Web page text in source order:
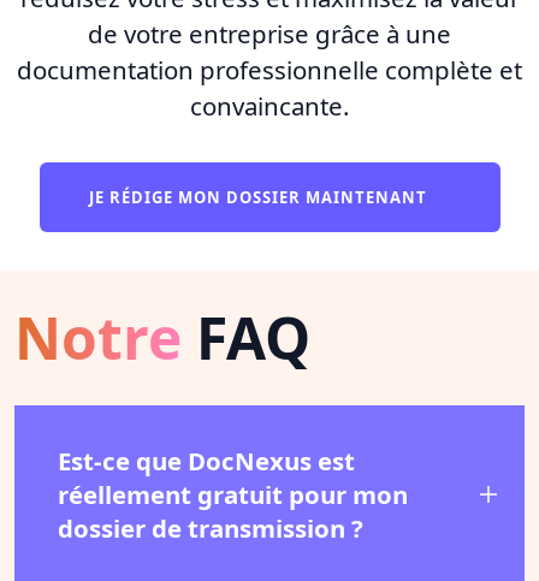
de votre entreprise grâce à une
documentation professionnelle complète et
convaincante.
JE RÉDIGE MON DOSSIER MAINTENANT
Notre FAQ
Est-ce que DocNexus est
réellement gratuit pour mon
dossier de transmission ?